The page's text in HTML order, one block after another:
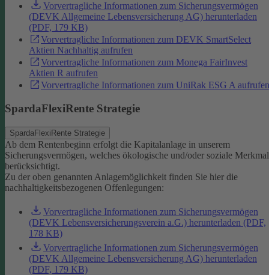
Vorvertragliche Informationen zum Sicherungsvermögen
(DEVK Allgemeine Lebensversicherung AG) herunterladen
(PDF, 179 KB)
Vorvertragliche Informationen zum DEVK SmartSelect
Aktien Nachhaltig aufrufen
Vorvertragliche Informationen zum Monega FairInvest
Aktien R aufrufen
Vorvertragliche Informationen zum UniRak ESG A aufrufen
SpardaFlexiRente Strategie
SpardaFlexiRente Strategie
Ab dem Rentenbeginn erfolgt die Kapitalanlage in unserem
Sicherungsvermögen, welches ökologische und/oder soziale
berücksichtigt.
Zu der oben genannten Anlagemöglichkeit finden Sie hier die
nachhaltigkeitsbezogenen Offenlegungen:
Vorvertragliche Informationen zum Sicherungsvermögen
(DEVK Lebensversicherungsverein a.G.) herunterladen (PDF,
178 KB)
Vorvertragliche Informationen zum Sicherungsvermögen
(DEVK Allgemeine Lebensversicherung AG) herunterladen
(PDF, 179 KB)